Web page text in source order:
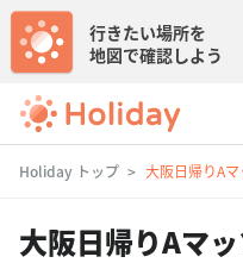
行きたい場所を
地図で確認しよう
Holiday トップ 大阪日帰りAマ
大阪日帰りAマ